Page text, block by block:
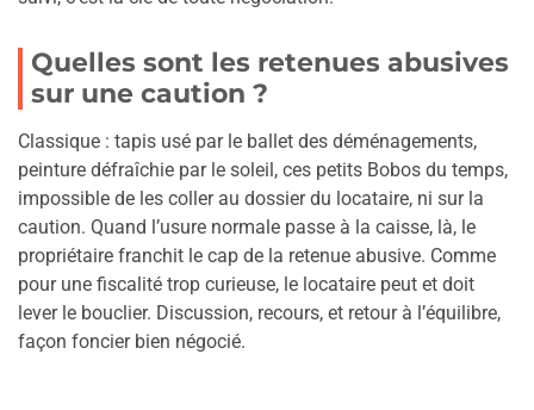
Quelles sont les retenues abusives
sur une caution ?
Classique : tapis usé par le ballet des déménagements,
peinture défraîchie par le soleil, ces petits Bobos du temps,
impossible de les coller au dossier du locataire, ni sur la
caution. Quand l’usure normale passe à la caisse, là, le
propriétaire franchit le cap de la retenue abusive. Comme
pour une fiscalité trop curieuse, le locataire peut et doit
lever le bouclier. Discussion, recours, et retour à l’équilibre,
façon foncier bien négocié.